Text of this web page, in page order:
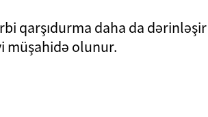
qarşıdurma daha da
müşahidə olunur.